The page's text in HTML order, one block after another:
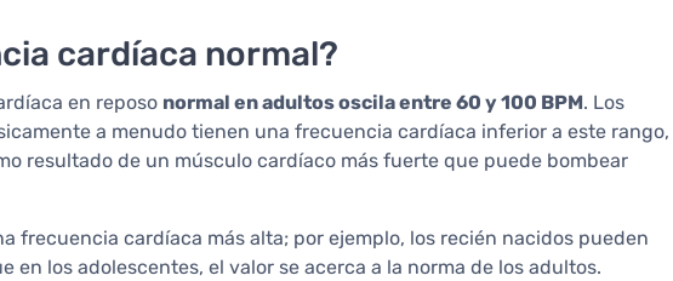
cardíaca normal?
en reposo normal en adultos oscila entre 60 y 100 BPM. Los
a menudo tienen una frecuencia cardíaca inferior a este rango,
resultado de un músculo cardíaco más fuerte que puede bombear
frecuencia cardíaca más alta; por ejemplo, los recién nacidos pueden
en los adolescentes, el valor se acerca a la norma de los adultos.